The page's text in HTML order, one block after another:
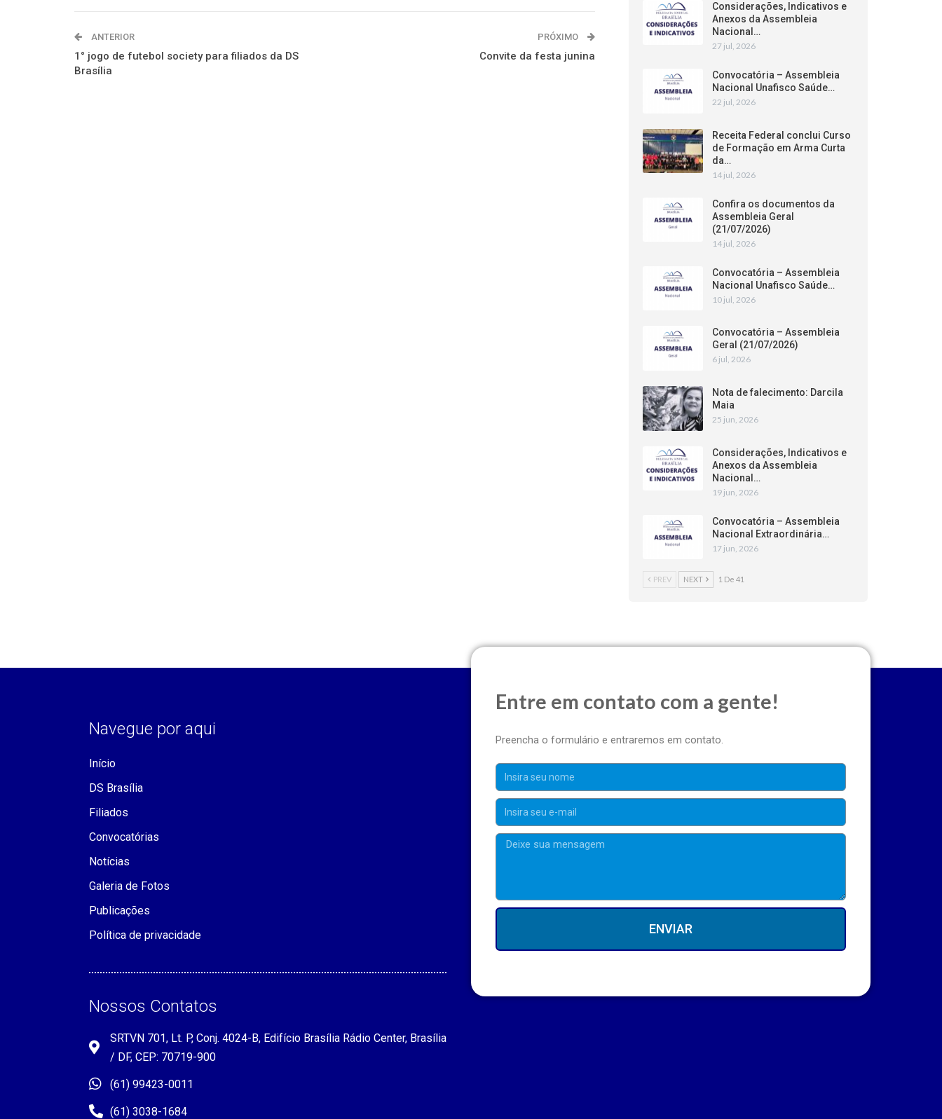
ANTERIOR
1° jogo de futebol society para filiados da DS
Brasília
PRÓXIMO
Convite da festa junina
Considerações, Indicativos e
Anexos da Assembleia
Nacional…
27 jul, 2026
Convocatória – Assembleia
Nacional Unafisco Saúde…
22 jul, 2026
Receita Federal conclui Curso
de Formação em Arma Curta
da…
14 jul, 2026
Confira os documentos da
Assembleia Geral
(21/07/2026)
14 jul, 2026
Convocatória – Assembleia
Nacional Unafisco Saúde…
10 jul, 2026
Convocatória – Assembleia
Geral (21/07/2026)
6 jul, 2026
Nota de falecimento: Darcila
Maia
25 jun, 2026
Considerações, Indicativos e
Anexos da Assembleia
Nacional…
19 jun, 2026
Convocatória – Assembleia
Nacional Extraordinária…
17 jun, 2026
PREV NEXT 1 De 41
Navegue por aqui
Início
DS Brasília
Filiados
Convocatórias
Notícias
Galeria de Fotos
Publicações
Política de privacidade
Nossos Contatos
SRTVN 701, Lt. P, Conj. 4024-B, Edifício Brasília Rádio Center, Brasília
/ DF, CEP: 70719-900
(61) 99423-0011
(61) 3038-1684
Entre em contato com a gente!
Preencha o formulário e entraremos em contato.
ENVIAR